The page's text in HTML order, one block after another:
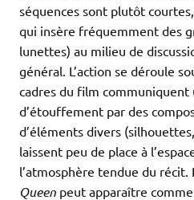
séquences sont plutôt
qui insère fréquemment des
lunettes) au milieu de
général. L’action se déroule
cadres du film communiquent
d’étouffement par des
d’éléments divers
laissent peu de place à
l’atmosphère tendue du récit.
Queen peut apparaître